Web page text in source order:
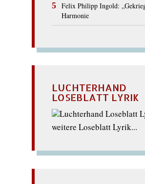
Felix Philipp Ingold:
Harmonie
LUCHTERHAND
LOSEBLATT LYRIK
weitere Loseblatt Lyrik...